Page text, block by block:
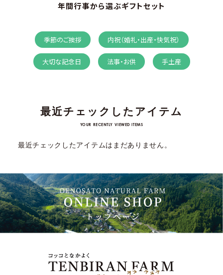
年間行事から選ぶギフトセット
季節のご挨拶 内祝（婚礼・出産・快気祝）
大切な記念日 法事・お供 手土産
最近チェックしたアイテム
YOUR RECENTLY VIEWED ITEMS
最近チェックしたアイテムはまだありません。